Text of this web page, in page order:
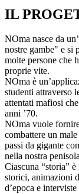
IL
NOma nasce da
nostre gambe" e si
molte persone che
proprie vite.
NOma è
studenti attraverso
attentati mafiosi
anni ’70.
NOma vuole
combattere un
passi da gigante
nella nostra
Ciascuna “storia”
storici, animazioni
d’epoca e